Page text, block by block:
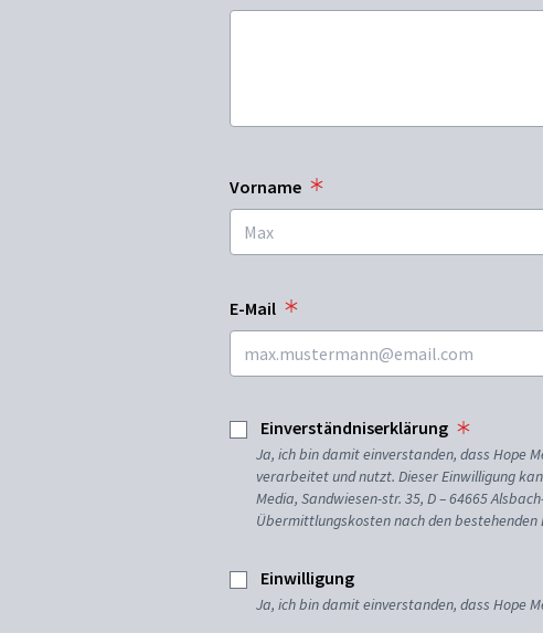
Vorname
E-Mail
Einverständniserklärung
Ja, ich bin damit einverstanden, dass Hope
verarbeitet und nutzt. Dieser Einwilligung
Media, Sandwiesen-str. 35, D – 64665
Übermittlungskosten nach den bestehenden
Einwilligung
Ja, ich bin damit einverstanden, dass Hope